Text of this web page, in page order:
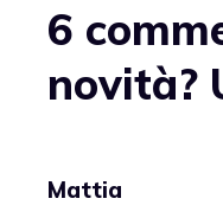
6
novità?
Mattia